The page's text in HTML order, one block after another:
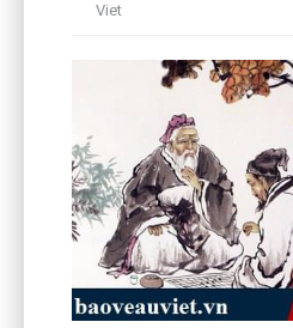
Viet